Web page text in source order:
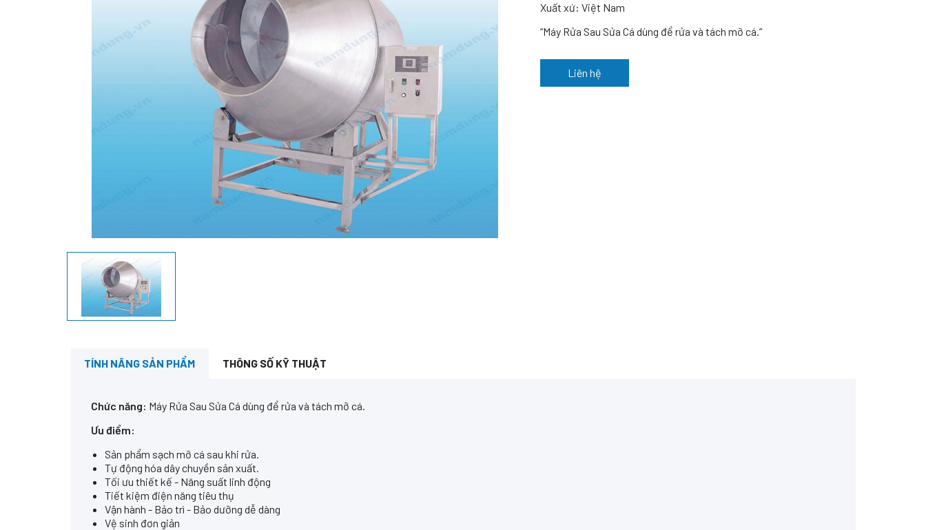
Xuất xứ: Việt Nam
“Máy Rửa Sau Sửa Cá dùng để rửa và tách mỡ cá.”
Liên hệ
TÍNH NĂNG SẢN PHẨM THÔNG SỐ KỸ THUẬT
Chức năng: Máy Rửa Sau Sửa Cá dùng để rửa và tách mỡ cá.
Ưu điểm:
Sản phẩm sạch mỡ cá sau khi rửa.
Tự động hóa dây chuyền sản xuất.
Tối ưu thiết kế - Năng suất linh động
Tiết kiệm điện năng tiêu thụ
Vận hành - Bảo trì - Bảo dưỡng dễ dàng
Vệ sinh đơn giản